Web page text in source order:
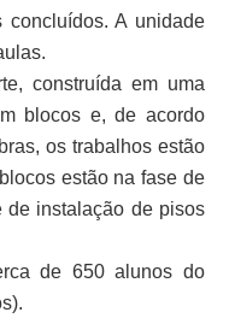
A unidade
construída em uma
blocos e, de acordo
os trabalhos estão
estão na fase de
de instalação de pisos
de 650 alunos do